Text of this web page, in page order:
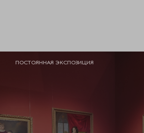
ПОСТОЯННАЯ ЭКСПОЗИЦИЯ